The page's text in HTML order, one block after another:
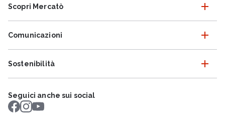
Scopri Mercatò
Comunicazioni
Sostenibilità
Seguici anche sui social